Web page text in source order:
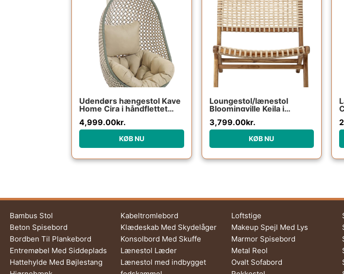
Udendørs hængestol Kave
Home Cira i håndflettet
hynder og pulverlakeret
stålstativ
4,999.00kr.
KØB NU
Loungestol/lænestol
Bloomingville Keila i
dansk design H78xB65 cm
3,799.00kr.
KØB NU
Bambus Stol
Beton Spisebord
Bordben Til Plankebord
Entremøbel Med Siddeplads
Hattehylde Med Bøjlestang
Kabeltromlebord
Klædeskab Med Skydelåger
Konsolbord Med Skuffe
Lænestol Læder
Lænestol med indbygget
Loftstige
Makeup Spejl Med Lys
Marmor Spisebord
Metal Reol
Ovalt Sofabord